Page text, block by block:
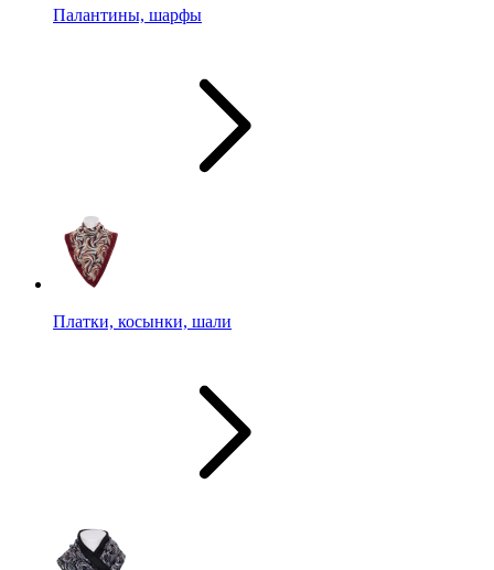
Палантины, шарфы
Платки, косынки, шали